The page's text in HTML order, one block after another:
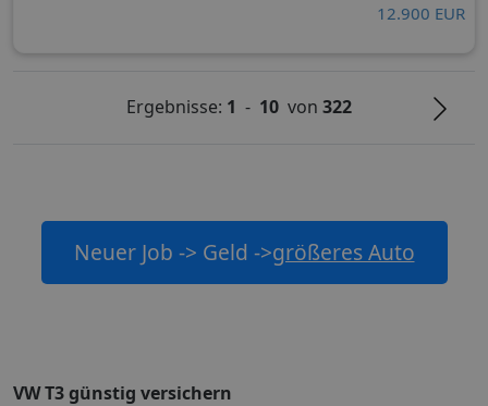
12.900 EUR
Ergebnisse: 1 - 10 von322
Neuer Job -> Geld ->größeres Auto
VW T3 günstig versichern